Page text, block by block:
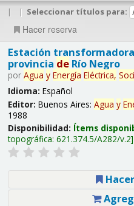
| | Seleccionar títulos para:
Hacer reserva
Estación
provincia deRío Negro
por Agua y Energía Eléctrica,
Idioma: Español
Editor: Buenos Aires: Agua y
1988
Disponibilidad: Ítems
topográfica: 621.374.5/A282/v.2